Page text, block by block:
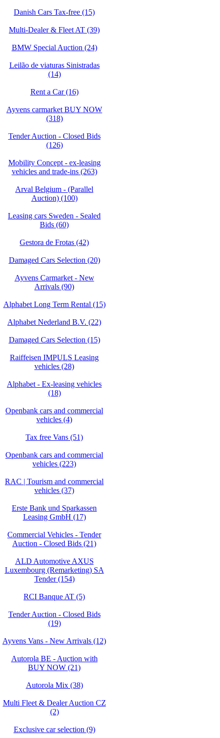
Danish Cars Tax-free (15)
Multi-Dealer & Fleet AT (39)
BMW Special Auction (24)
Leilão de viaturas Sinistradas
(14)
Rent a Car (16)
Ayvens carmarket BUY NOW
(318)
Tender Auction - Closed Bids
(126)
Mobility Concept - ex-leasing
vehicles and trade-ins (263)
Arval Belgium - (Parallel
Auction) (100)
Leasing cars Sweden - Sealed
Bids (60)
Gestora de Frotas (42)
Damaged Cars Selection (20)
Ayvens Carmarket - New
Arrivals (90)
Alphabet Long Term Rental (15)
Alphabet Nederland B.V. (22)
Damaged Cars Selection (15)
Raiffeisen IMPULS Leasing
vehicles (28)
Alphabet - Ex-leasing vehicles
(18)
Openbank cars and commercial
vehicles (4)
Tax free Vans (51)
Openbank cars and commercial
vehicles (223)
RAC | Tourism and commercial
vehicles (37)
Erste Bank und Sparkassen
Leasing GmbH (17)
Commercial Vehicles - Tender
Auction - Closed Bids (21)
ALD Automotive AXUS
Luxembourg (Remarketing) SA
Tender (154)
RCI Banque AT (5)
Tender Auction - Closed Bids
(19)
Ayvens Vans - New Arrivals (12)
Autorola BE - Auction with
BUY NOW (21)
Autorola Mix (38)
Multi Fleet & Dealer Auction CZ
(2)
Exclusive car selection (9)